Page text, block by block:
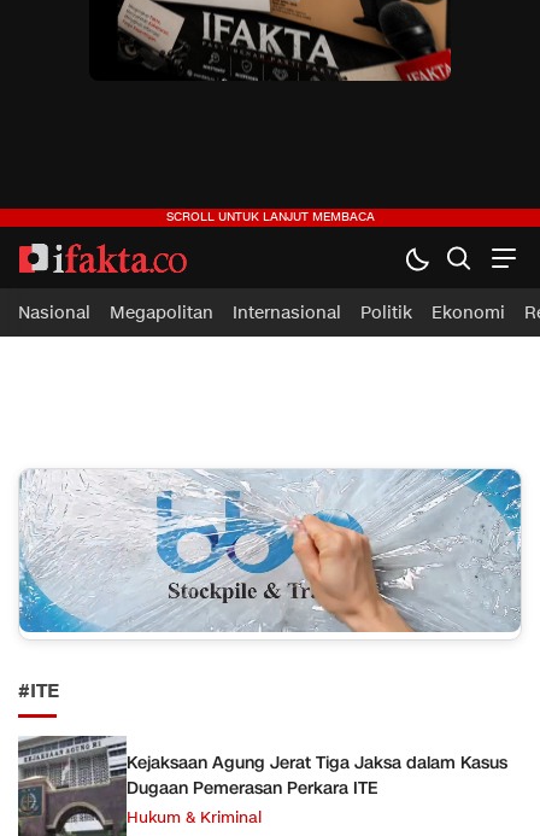
ifakta.co
#pastibenar
Nasional Megapolitan Internasional Politik Ekonomi
#ITE
Kejaksaan Agung Jerat Tiga Jaksa dalam Kasus
Dugaan Pemerasan Perkara ITE
Hukum & Kriminal